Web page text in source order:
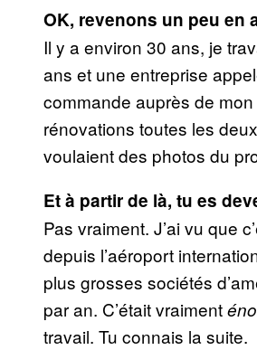
OK, revenons un peu en
Il y a environ 30 ans, je
ans et une entreprise
commande auprès de
rénovations toutes les
voulaient des photos du
Et à partir de là, tu es
Pas vraiment. J’ai vu que
depuis l’aéroport
plus grosses sociétés
par an. C’était vraiment
travail. Tu connais la suite.